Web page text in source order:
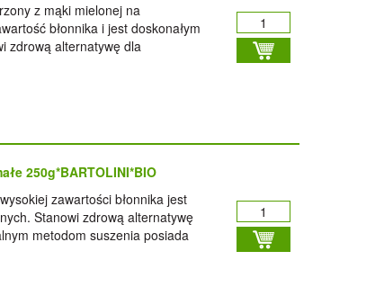
z mąki mielonej na
błonnika i jest doskonałym
zdrową alternatywę dla
250g*BARTOLINI*BIO
zawartości błonnika jest
Stanowi zdrową alternatywę
metodom suszenia posiada